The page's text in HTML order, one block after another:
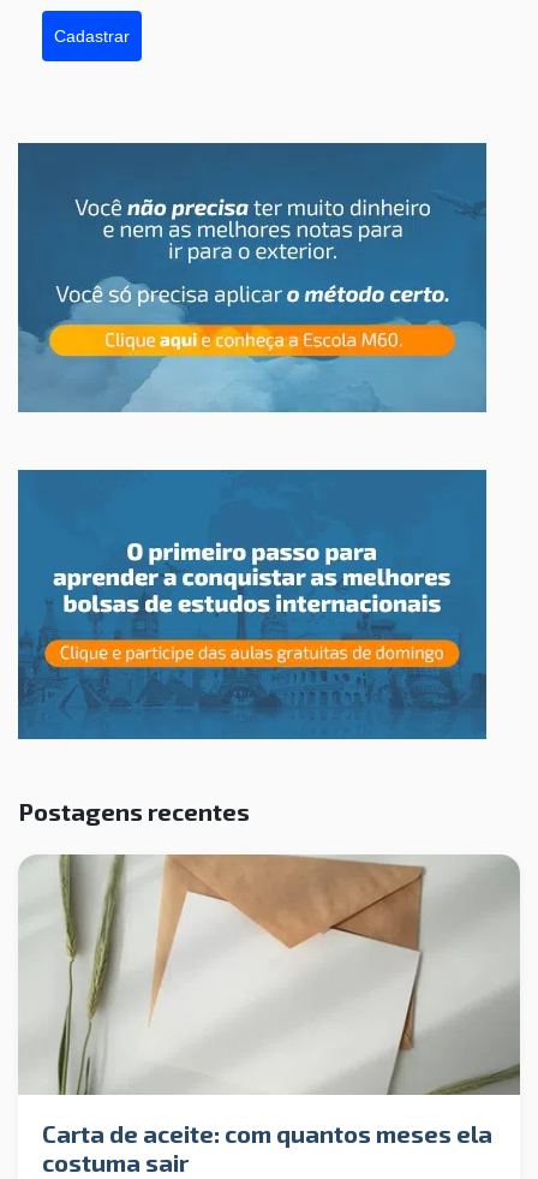
Cadastrar
Postagens recentes
Carta de aceite: com quantos meses ela
costuma sair